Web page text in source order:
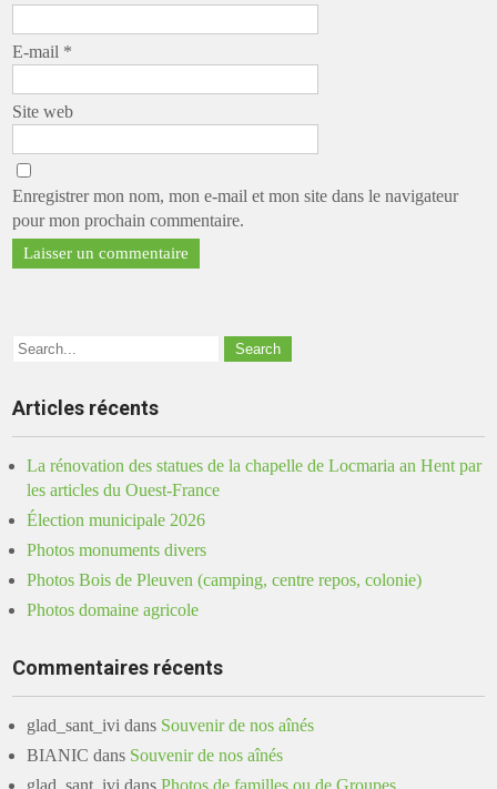
E-mail *
Site web
Enregistrer mon nom, mon e-mail et mon site dans le navigateur
pour mon prochain commentaire.
Articles récents
La rénovation des statues de la chapelle de Locmaria an Hent par
les articles du Ouest-France
Élection municipale 2026
Photos monuments divers
Photos Bois de Pleuven (camping, centre repos, colonie)
Photos domaine agricole
Commentaires récents
glad_sant_ivi dans Souvenir de nos aînés
BIANIC dans Souvenir de nos aînés
glad_sant_ivi dansPhotos de familles ou de Groupes